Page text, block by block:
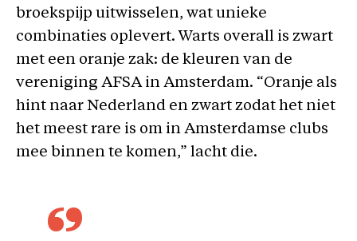
broekspijp uitwisselen, wat unieke
combinaties oplevert. Warts overall is zwart
met een oranje zak: de kleuren van de
vereniging AFSA in Amsterdam. “Oranje als
hint naar Nederland en zwart zodat het niet
het meest rare is om in Amsterdamse clubs
mee binnen te komen,” lacht die.